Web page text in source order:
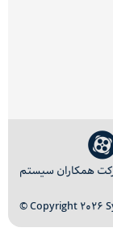
همکاران سیستم
© Copyright 2026